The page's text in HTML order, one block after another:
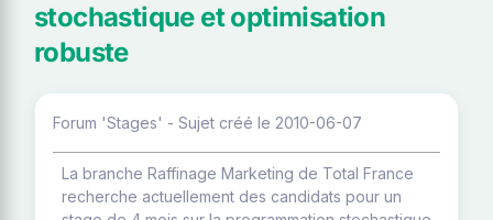
stochastique et optimisation
robuste
Forum 'Stages' - Sujet créé le 2010-06-07
La branche Raffinage Marketing de Total France
recherche actuellement des candidats pour un